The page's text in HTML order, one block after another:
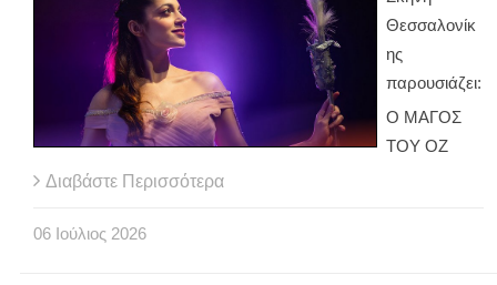
Θεσσαλονίκ
ης
παρουσιάζει:
Ο ΜΑΓΟΣ
ΤΟΥ ΟΖ
Διαβάστε Περισσότερα
06 Ιούλιος 2026